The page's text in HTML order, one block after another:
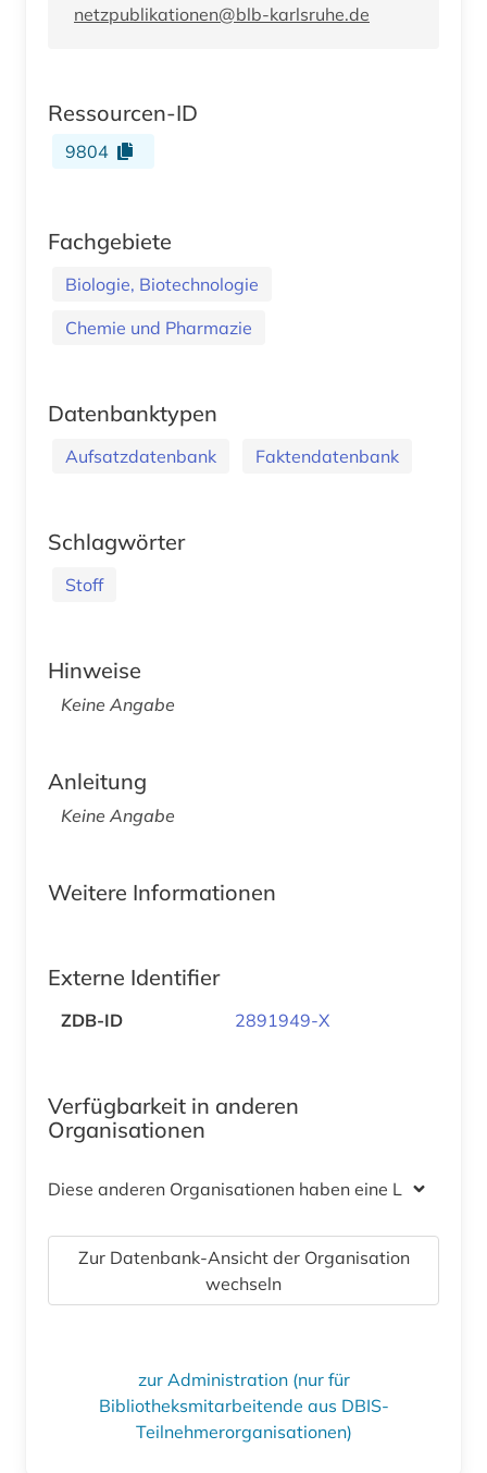
netzpublikationen@blb-karlsruhe.de
Ressourcen-ID
9804
Fachgebiete
Biologie, Biotechnologie
Chemie und Pharmazie
Datenbanktypen
Aufsatzdatenbank Faktendatenbank
Schlagwörter
Stoff
Hinweise
Keine Angabe
Anleitung
Keine Angabe
Weitere Informationen
Externe Identifier
ZDB-ID 2891949-X
Verfügbarkeit in anderen
Organisationen
Diese anderen Organisationen haben eine Lizenz
Zur Datenbank-Ansicht der Organisation
wechseln
zur Administration (nur für
Bibliotheksmitarbeitende aus DBIS-
Teilnehmerorganisationen)